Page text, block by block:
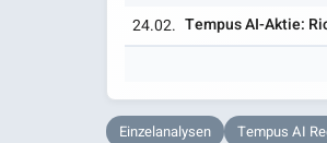
24.02. Tempus AI-Aktie:
Einzelanalysen Tempus AI